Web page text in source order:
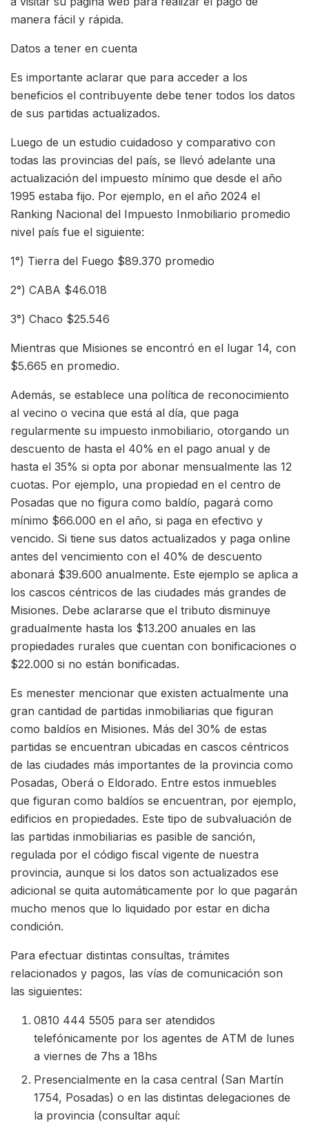
manera fácil y rápida.
Datos a tener en cuenta
Es importante aclarar que para acceder a los
beneficios el contribuyente debe tener todos los datos
de sus partidas actualizados.
Luego de un estudio cuidadoso y comparativo con
todas las provincias del país, se llevó adelante una
actualización del impuesto mínimo que desde el año
1995 estaba fijo. Por ejemplo, en el año 2024 el
Ranking Nacional del Impuesto Inmobiliario promedio
nivel país fue el siguiente:
1°) Tierra del Fuego $89.370 promedio
2°) CABA $46.018
3°) Chaco $25.546
Mientras que Misiones se encontró en el lugar 14, con
$5.665 en promedio.
Además, se establece una política de reconocimiento
al vecino o vecina que está al día, que paga
regularmente su impuesto inmobiliario, otorgando un
descuento de hasta el 40% en el pago anual y de
hasta el 35% si opta por abonar mensualmente las 12
cuotas. Por ejemplo, una propiedad en el centro de
Posadas que no figura como baldío, pagará como
mínimo $66.000 en el año, si paga en efectivo y
vencido. Si tiene sus datos actualizados y paga online
antes del vencimiento con el 40% de descuento
abonará $39.600 anualmente. Este ejemplo se aplica a
los cascos céntricos de las ciudades más grandes de
Misiones. Debe aclararse que el tributo disminuye
gradualmente hasta los $13.200 anuales en las
propiedades rurales que cuentan con bonificaciones o
$22.000 si no están bonificadas.
Es menester mencionar que existen actualmente una
gran cantidad de partidas inmobiliarias que figuran
como baldíos en Misiones. Más del 30% de estas
partidas se encuentran ubicadas en cascos céntricos
de las ciudades más importantes de la provincia como
Posadas, Oberá o Eldorado. Entre estos inmuebles
que figuran como baldíos se encuentran, por ejemplo,
edificios en propiedades. Este tipo de subvaluación de
las partidas inmobiliarias es pasible de sanción,
regulada por el código fiscal vigente de nuestra
provincia, aunque si los datos son actualizados ese
adicional se quita automáticamente por lo que pagarán
mucho menos que lo liquidado por estar en dicha
condición.
Para efectuar distintas consultas, trámites
relacionados y pagos, las vías de comunicación son
las siguientes:
0810 444 5505 para ser atendidos
telefónicamente por los agentes de ATM de lunes
a viernes de 7hs a 18hs
Presencialmente en la casa central (San Martín
1754, Posadas) o en las distintas delegaciones de
la provincia (consultar aquí: